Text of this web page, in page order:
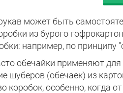
может быть
из бурого
например, по принципу
обечайки применяют для
шуберов (обечаек) из
коробок, особенно, когда